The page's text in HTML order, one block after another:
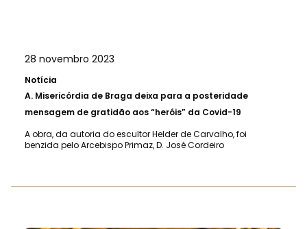
28 novembro 2023
Notícia
A. Misericórdia de Braga deixa para a posteridade
mensagem de gratidão aos “heróis” da Covid-19
A obra, da autoria do escultor Helder de Carvalho, foi
benzida pelo Arcebispo Primaz, D. José Cordeiro